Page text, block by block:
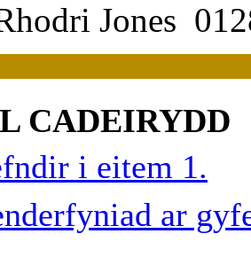
Jones
CADEIRYDD
i eitem 1.
ar